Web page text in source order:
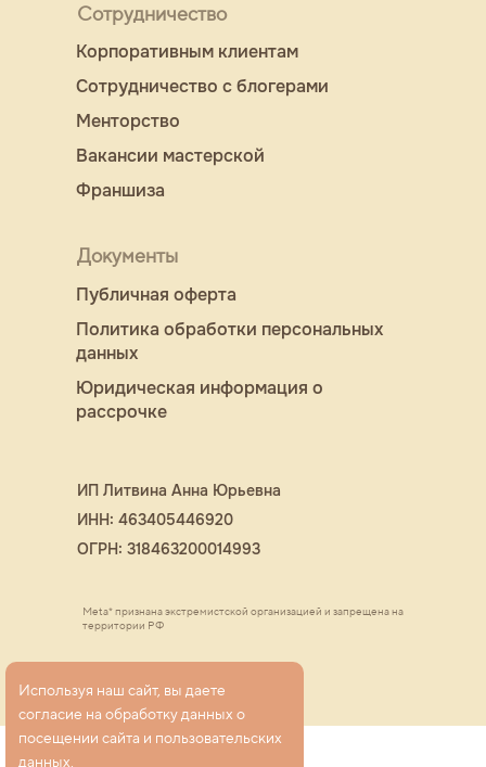
Сотрудничество
Корпоративным клиентам
Сотрудничество с блогерами
Менторство
Вакансии мастерской
Франшиза
Документы
Публичная оферта
Политика обработки персональных
данных
Юридическая информация о
рассрочке
ИП Литвина Анна Юрьевна
ИНН: 463405446920
ОГРН: 318463200014993
Meta* признана экстремистской организацией и запрещена на
территории РФ
Используя наш сайт, вы даете
согласие на обработку данных о
посещении сайта и пользовательских
данных.